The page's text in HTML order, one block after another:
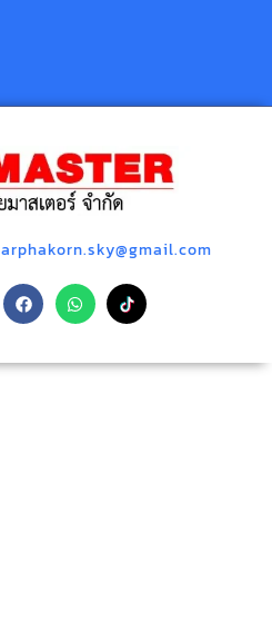
arphakorn.sky@gmail.com